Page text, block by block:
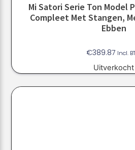
Mi Satori Serie Ton Model
Compleet Met Stangen,
Ebben
€389.87 Incl.
Uitverkocht